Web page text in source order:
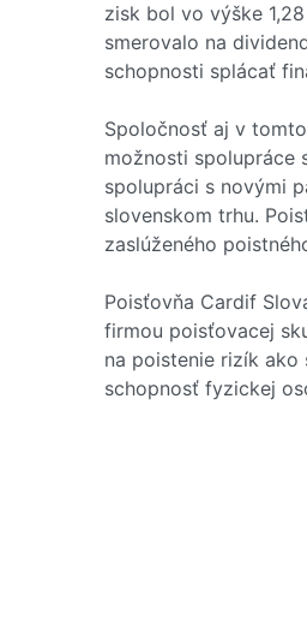
zisk bol vo výške
smerovalo na
schopnosti splácať
Spoločnosť aj v
možnosti spolupráce
spolupráci s novými
slovenskom trhu.
zaslúženého
Poisťovňa Cardif
firmou poisťovacej
na poistenie rizík
schopnosť fyzickej